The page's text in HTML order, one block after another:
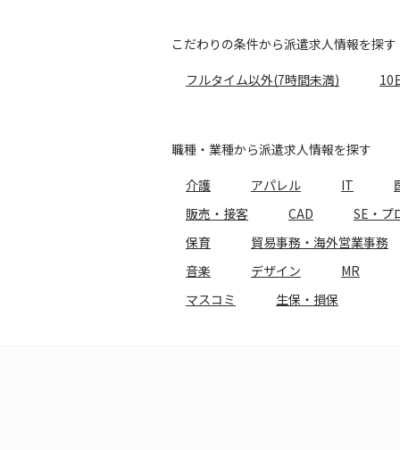
こだわりの条件から派遣求人情報を探す
フルタイム以外(7時間未満)
10
職種・業種から派遣求人情報を探す
介護
アパレル IT
販売・接客
CAD SE・プ
保育
貿易事務・海外営業事務
音楽
デザイン MR
マスコミ
生保・損保